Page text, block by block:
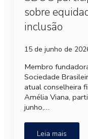
sobre
inclusão
15 de junho de
Membro
Sociedade
atual conselheira
Amélia Viana,
junho,…
Leia mais